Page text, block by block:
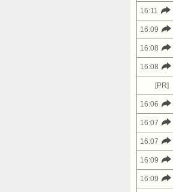
16:11
16:09
16:08
16:08
[PR]
16:06
16:07
16:07
16:09
16:09